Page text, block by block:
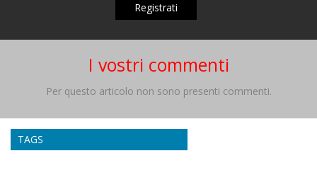
Registrati
I vostri commenti
Per questo articolo non sono presenti commenti.
TAGS